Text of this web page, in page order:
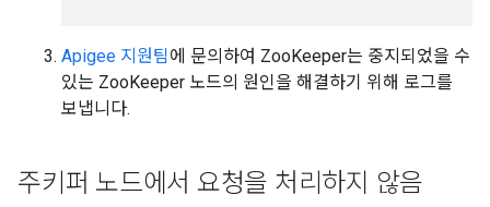
Apigee 지원팀에 문의하여 ZooKeeper는 중지되었을 수
있는 ZooKeeper 노드의 원인을 해결하기 위해 로그를
보냅니다.
주키퍼 노드에서 요청을 처리하지 않음